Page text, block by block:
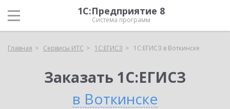
1С:Предприятие 8
Система программ
Главная Сервисы ИТС 1С:ЕГИСЗ 1С:ЕГИСЗ в Воткинске
Заказать 1С:ЕГИСЗ
в Воткинске